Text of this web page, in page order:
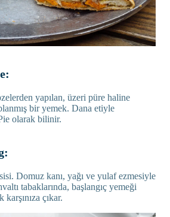
yapılan, üzeri püre haline
bir yemek. Dana etiyle
olarak bilinir.
Domuz kanı, yağı ve yulaf ezmesiyle
tabaklarında, başlangıç yemeği
karşınıza çıkar.